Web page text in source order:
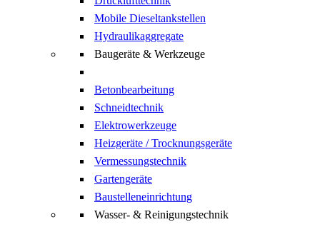
Mobile Dieseltankstellen
Hydraulikaggregate
Baugeräte & Werkzeuge
Betonbearbeitung
Schneidtechnik
Elektrowerkzeuge
Heizgeräte / Trocknungsgeräte
Vermessungstechnik
Gartengeräte
Baustelleneinrichtung
Wasser- & Reinigungstechnik